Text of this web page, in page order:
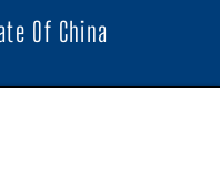
Of China